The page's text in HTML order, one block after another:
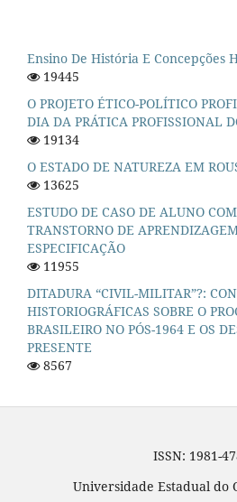
Ensino De História E Concepções
19445
O PROJETO ÉTICO-POLÍTICO
DIA DA PRÁTICA PROFISSIONAL
19134
O ESTADO DE NATUREZA EM
13625
ESTUDO DE CASO DE ALUNO
TRANSTORNO DE
ESPECIFICAÇÃO
11955
DITADURA “CIVIL-MILITAR”?:
HISTORIOGRÁFICAS SOBRE O
BRASILEIRO NO PÓS-1964 E OS
PRESENTE
8567
ISSN: 1981-
Universidade Estadual do